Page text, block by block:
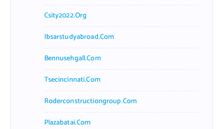
Csity2022.org
Ibsarstudyabroad.com
Bennusehgall.com
Tsecincinnati.com
Roderconstructiongroup.com
Plazabatai.com